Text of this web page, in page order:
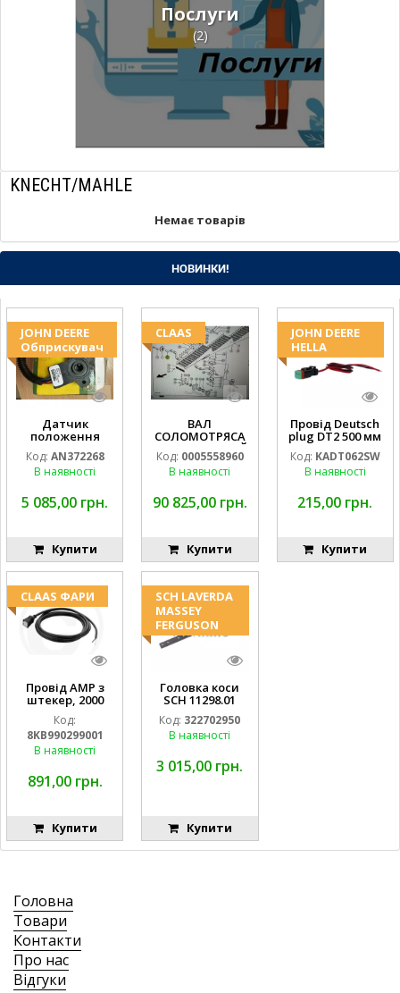
Послуги
(2)
KNECHT/MAHLE
Немає товарів
НОВИНКИ!
JOHN DEERE
Обприскувач
Датчик
положення
стріли
обприсувача
JOHN DEERE
Код: AN372268
В наявності
5 085,00 грн.
Купити
CLAAS
ВАЛ
СОЛОМОТРЯСА
D35H9 ПЕРЕДНІЙ
0007555510
Код: 0005558960
В наявності
90 825,00 грн.
Купити
JOHN DEERE
HELLA
Провід Deutsch
plug DT2 500 мм
з штекер, під
фару H3 (JOHN
DEERE AL116438
Kramp Hella
Код: KADT062SW
В наявності
215,00 грн.
Купити
CLAAS ФАРИ
Провід AMP з
штекер, 2000
ммм під фару
H3 (CLAAS
013733) Hella
Код:
8KB990299001
В наявності
891,00 грн.
Купити
SCH LAVERDA
MASSEY
FERGUSON
Головка коси
SCH 11298.01
LA322702950
D28274011
EMNIYET
Код: 322702950
В наявності
3 015,00 грн.
Купити
Головна
Товари
Контакти
Про нас
Відгуки